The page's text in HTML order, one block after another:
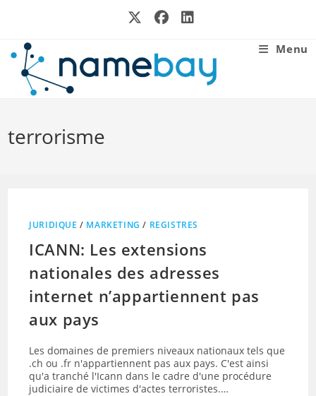
Menu
terrorisme
JURIDIQUE / MARKETING / REGISTRES
ICANN: Les extensions
nationales des adresses
internet n’appartiennent pas
aux pays
Les domaines de premiers niveaux nationaux tels que
.ch ou .fr n'appartiennent pas aux pays. C'est ainsi
qu'a tranché l'Icann dans le cadre d'une procédure
judiciaire de victimes d'actes terroristes.…